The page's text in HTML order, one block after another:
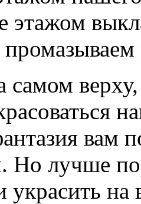
этажом
вам
Но лучше
украсить на